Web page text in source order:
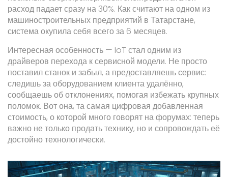
расход падает сразу на 30%. Как считают на одном из
машиностроительных предприятий в Татарстане,
система окупила себя всего за 6 месяцев.
Интересная особенность — IoT стал одним из
драйверов перехода к сервисной модели. Не просто
поставил станок и забыл, а предоставляешь сервис:
следишь за оборудованием клиента удалённо,
сообщаешь об отклонениях, помогая избежать крупных
поломок. Вот она, та самая цифровая добавленная
стоимость, о которой много говорят на форумах: теперь
важно не только продать технику, но и сопровождать её
достойно технологически.